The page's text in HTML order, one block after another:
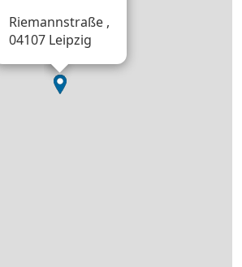
Riemannstraße ,
04107 Leipzig